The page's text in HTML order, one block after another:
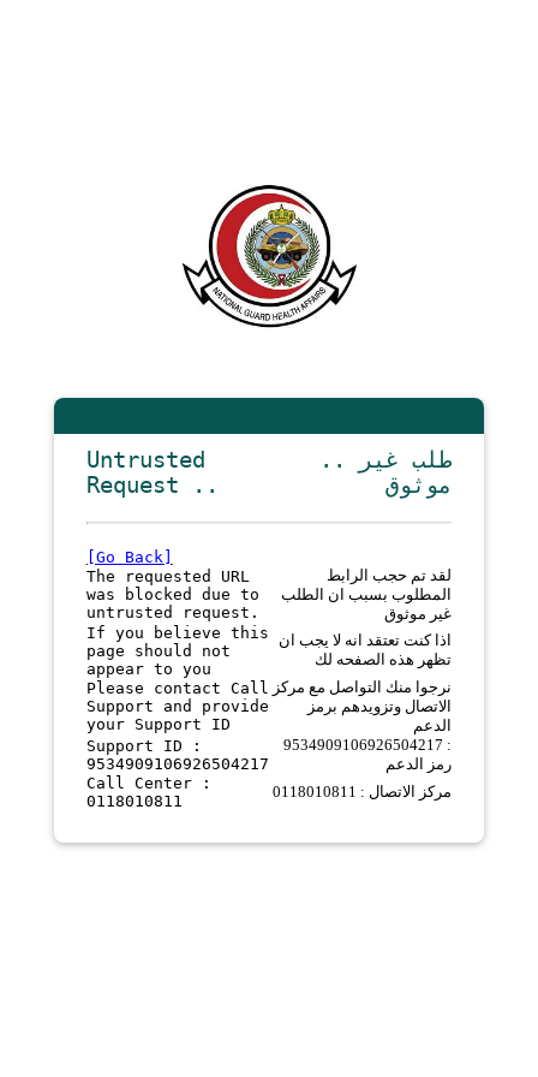
Untrusted
Request ..
.. طلب غير
موثوق
[Go Back]
The requested URL
was blocked due to
untrusted request.
لقد تم حجب الرابط
المطلوب بسبب ان الطلب
غير موثوق
If you believe this
page should not
appear to you
اذا كنت تعتقد انه لا يجب ان
تظهر هذه الصفحه لك
Please contact Call
Support and provide
your Support ID
نرجوا منك التواصل مع مركز
الاتصال وتزويدهم برمز
الدعم
Support ID :
9534909106926504217
9534909106926504217 :
رمز الدعم
Call Center :
0118010811
مركز الاتصال : 0118010811